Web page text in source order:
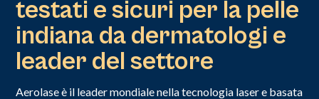
testati e sicuri per la pelle
indiana da dermatologi e
leader del settore
Aerolase è il leader mondiale nella tecnologia laser e basata